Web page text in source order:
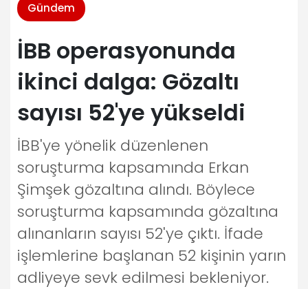
Gündem
İBB operasyonunda
ikinci dalga: Gözaltı
sayısı 52'ye yükseldi
İBB'ye yönelik düzenlenen
soruşturma kapsamında Erkan
Şimşek gözaltına alındı. Böylece
soruşturma kapsamında gözaltına
alınanların sayısı 52'ye çıktı. İfade
işlemlerine başlanan 52 kişinin yarın
adliyeye sevk edilmesi bekleniyor.